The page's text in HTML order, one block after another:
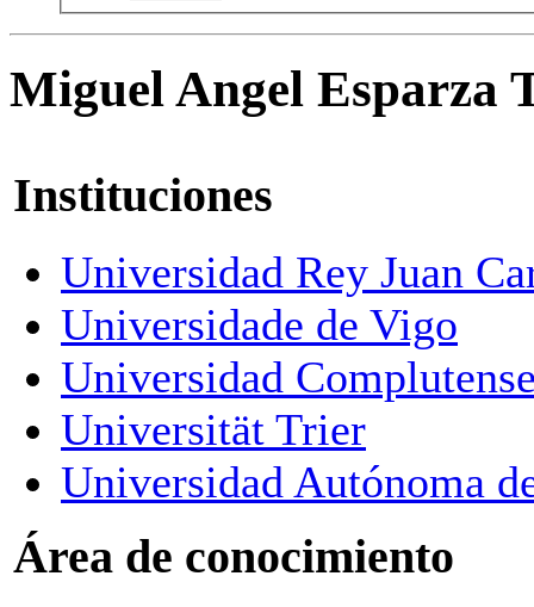
Miguel Angel Esparza
Instituciones
Universidad Rey Juan
Universidade de Vigo
Universidad
Universität Trier
Universidad Autónoma
Área de conocimiento